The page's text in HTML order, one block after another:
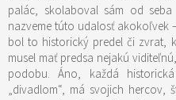
palác, skolaboval sám od
nazveme túto udalosť akokoľvek
bol to historický predel či zvrat,
musel mať predsa nejakú viditeľnú, identifikovateľnú a zapamätateľnú
podobu. Áno, každá
„divadlom“, má svojich hercov,